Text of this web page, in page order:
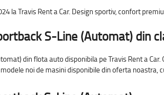
la Travis Rent a Car. Design sportiv, confort
S-Line (Automat) din
din flota auto disponibila pe Travis Rent a
noi de masini disponibile din oferta